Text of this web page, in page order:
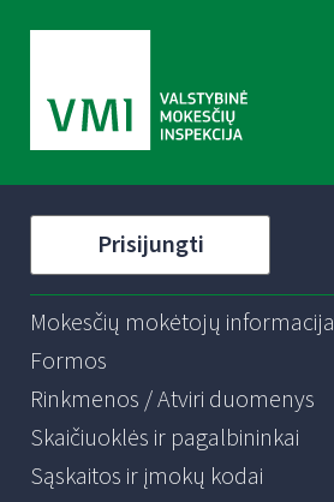
Prisijungti
Mokesčių mokėtojų informacija
Formos
Rinkmenos / Atviri duomenys
Skaičiuoklės ir pagalbininkai
Sąskaitos ir įmokų kodai